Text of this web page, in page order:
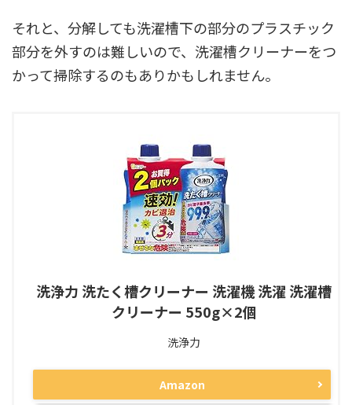
それと、分解しても洗濯槽下の部分のプラスチック
部分を外すのは難しいので、洗濯槽クリーナーをつ
かって掃除するのもありかもしれません。
洗浄力 洗たく槽クリーナー 洗濯機 洗濯 洗濯槽
クリーナー 550g×2個
洗浄力
Amazon